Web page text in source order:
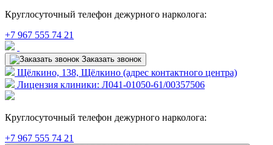
Круглосуточный телефон дежурного нарколога:
+7 967 555 74 21
Заказать звонок
Щёлкино, 138, Щёлкино (адрес контактного центра)
Лицензия клиники: Л041-01050-61/00357506
Круглосуточный телефон дежурного нарколога:
+7 967 555 74 21